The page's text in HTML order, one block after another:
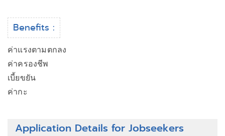
Benefits :
ค่าแรงตามตกลง
ค่าครองชีพ
เบี้ยขยัน
ค่ากะ
Application Details for Jobseekers